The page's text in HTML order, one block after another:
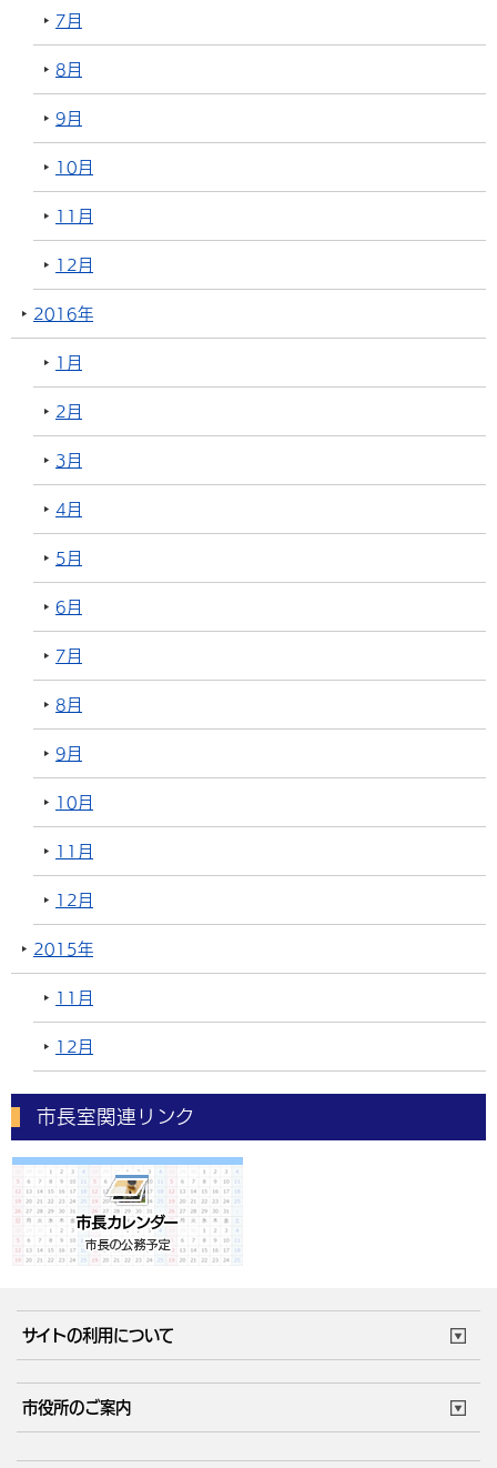
7月
8月
9月
10月
11月
12月
2016年
1月
2月
3月
4月
5月
6月
7月
8月
9月
10月
11月
12月
2015年
11月
12月
市長室関連リンク
サイトの利用について
市役所のご案内